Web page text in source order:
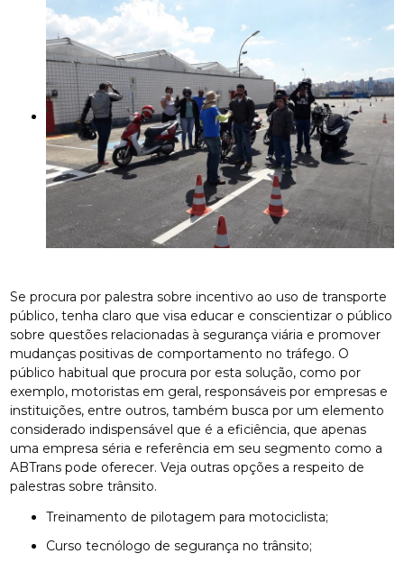
Se procura por palestra sobre incentivo ao uso de transporte
público, tenha claro que visa educar e conscientizar o público
sobre questões relacionadas à segurança viária e promover
mudanças positivas de comportamento no tráfego. O
público habitual que procura por esta solução, como por
exemplo, motoristas em geral, responsáveis por empresas e
instituições, entre outros, também busca por um elemento
considerado indispensável que é a eficiência, que apenas
uma empresa séria e referência em seu segmento como a
ABTrans pode oferecer. Veja outras opções a respeito de
palestras sobre trânsito.
treinamento de pilotagem para motociclista;
curso tecnólogo de segurança no trânsito;